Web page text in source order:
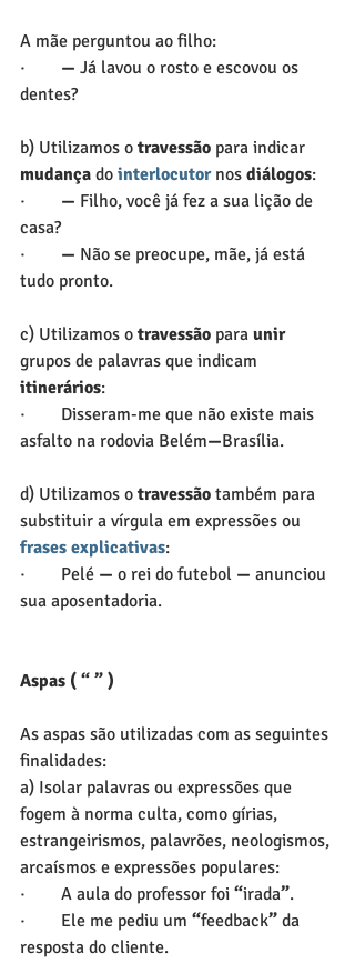
A mãe perguntou ao filho:
· — Já lavou o rosto e escovou os
dentes?
b) Utilizamos o travessão para indicar
mudança do interlocutor nos diálogos:
· — Filho, você já fez a sua lição de
casa?
· — Não se preocupe, mãe, já está
tudo pronto.
c) Utilizamos o travessão para unir
grupos de palavras que indicam
itinerários:
·        Disseram-me que não existe mais
asfalto na rodovia Belém—Brasília.
d) Utilizamos o travessão também para
substituir a vírgula em expressões ou
frases explicativas:
·        Pelé — o rei do futebol — anunciou
sua aposentadoria.
Aspas ( “ ” )
As aspas são utilizadas com as seguintes
finalidades:
a) Isolar palavras ou expressões que
fogem à norma culta, como gírias,
estrangeirismos, palavrões, neologismos,
arcaísmos e expressões populares:
·        A aula do professor foi “irada”.
·        Ele me pediu um “feedback” da
resposta do cliente.